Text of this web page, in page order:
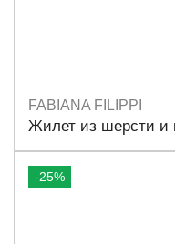
Размеры
FABIANA FILIPPI
Жилет из шерсти и
-25%